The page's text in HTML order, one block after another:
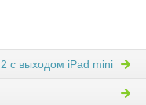
с выходом iPad mini